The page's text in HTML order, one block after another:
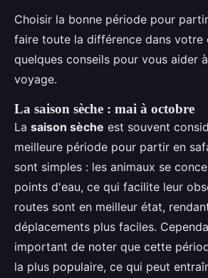
Choisir la bonne période pour
faire toute la différence dans votre
quelques conseils pour vous aider
voyage.
La saison sèche : mai à octobre
La saison sèche est souvent
meilleure période pour partir en
sont simples : les animaux se
points d'eau, ce qui facilite leur
routes sont en meilleur état,
déplacements plus faciles.
important de noter que cette
la plus populaire, ce qui peut